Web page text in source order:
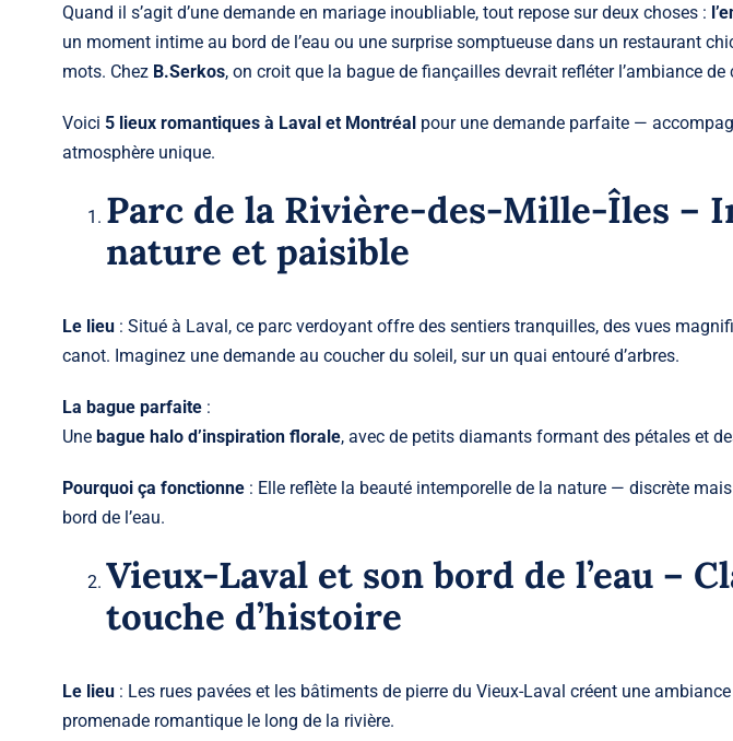
Quand il s’agit d’une demande en mariage inoubliable, tout repose sur deux choses :
un moment intime au bord de l’eau ou une surprise somptueuse dans un restaurant
mots. Chez B.Serkos, on croit que la bague de fiançaillesdevrait refléter l’ambiance
Voici 5 lieux romantiques à Laval et Montréalpour une demande parfaite —
atmosphère unique.
Parc de la Rivière-des-Mille-Îles –
nature et paisible
Le lieu: Situé à Laval, ce parc verdoyant offre des sentiers tranquilles, des vues
canot. Imaginez une demande au coucher du soleil, sur un quai entouré d’arbres.
La bague parfaite:
Une bague halo d’inspiration florale, avec de petits diamants formant des pétales et
Pourquoi ça fonctionne: Elle reflète la beauté intemporelle de la nature — discrète
bord de l’eau.
Vieux-Laval et son bord de l’eau –
touche d’histoire
Le lieu: Les rues pavées et les bâtiments de pierre du Vieux-Laval créent une
promenade romantique le long de la rivière.